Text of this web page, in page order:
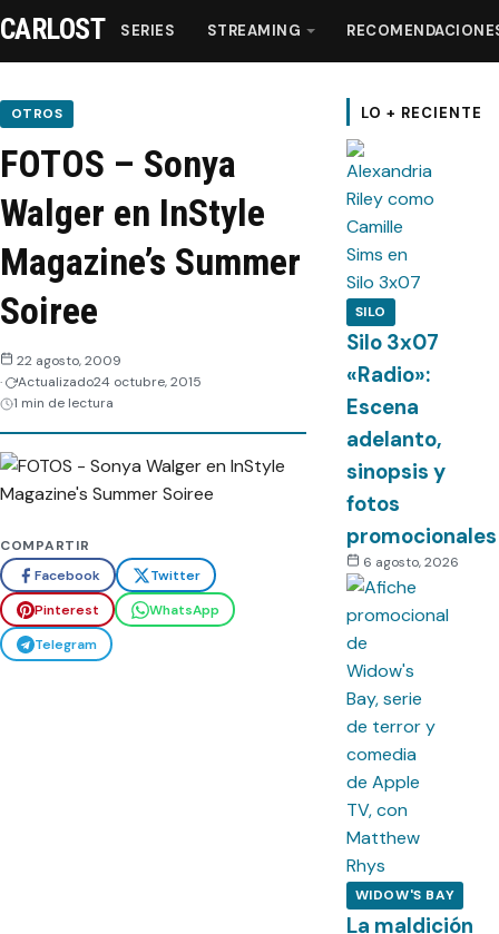
Series
Streaming
Recomendaciones
Videos
Webisodios
CARLOST SERIES STREAMING
OTROS
FOTOS – Sonya
Walger en InStyle
Magazine’s Summer
Soiree
22 agosto, 2009
Actualizado24 octubre, 2015
1 min de lectura
COMPARTIR
Facebook
Twitter
Pinterest
WhatsApp
Telegram
LO + RECIENTE
SILO
Silo 3x07
«Radio»:
Escena
adelanto,
sinopsis y
fotos
promocionales
6 agosto, 2026
WIDOW'S BAY
La maldición